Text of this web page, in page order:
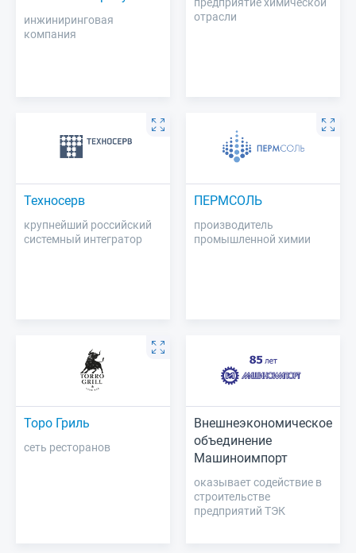
инжиниринговая
компания
предприятие химической
отрасли
Техносерв
крупнейший российский
системный интегратор
ПЕРМСОЛЬ
производитель
промышленной химии
Торо Гриль
сеть ресторанов
Внешнеэкономическое
объединение
Машиноимпорт
оказывает содействие в
строительстве
предприятий ТЭК